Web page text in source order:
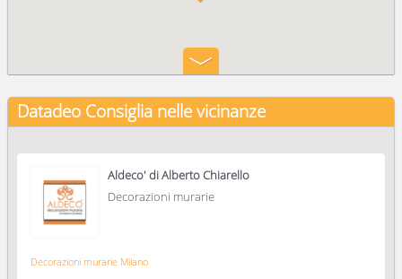
Datadeo Consiglia nelle vicinanze
Aldeco' di Alberto Chiarello
Decorazioni murarie
Decorazioni murarie Milano